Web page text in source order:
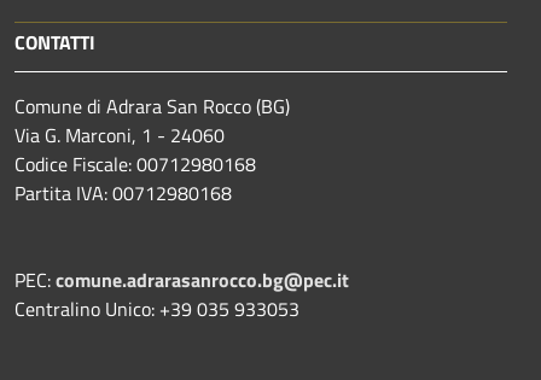
CONTATTI
Comune di Adrara San Rocco (BG)
Via G. Marconi, 1 - 24060
Codice Fiscale: 00712980168
Partita IVA: 00712980168
PEC:comune.adrarasanrocco.bg@pec.it
Centralino Unico: +39 035 933053